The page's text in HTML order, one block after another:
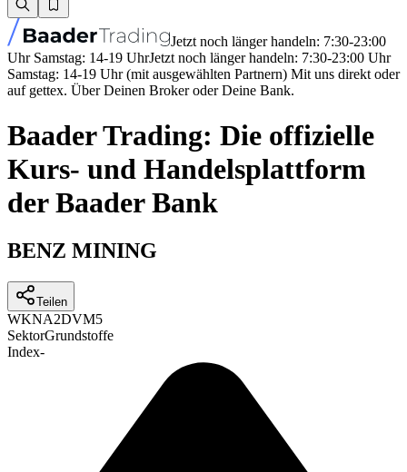
Jetzt noch länger handeln: 7:30-23:00
Uhr Samstag: 14-19 UhrJetzt noch länger handeln: 7:30-23:00 Uhr
Samstag: 14-19 Uhr (mit ausgewählten Partnern) Mit uns direkt oder
auf gettex. Über Deinen Broker oder Deine Bank.
Baader Trading: Die offizielle
Kurs- und Handelsplattform
der Baader Bank
BENZ MINING
Teilen
WKNA2DVM5
SektorGrundstoffe
Index-